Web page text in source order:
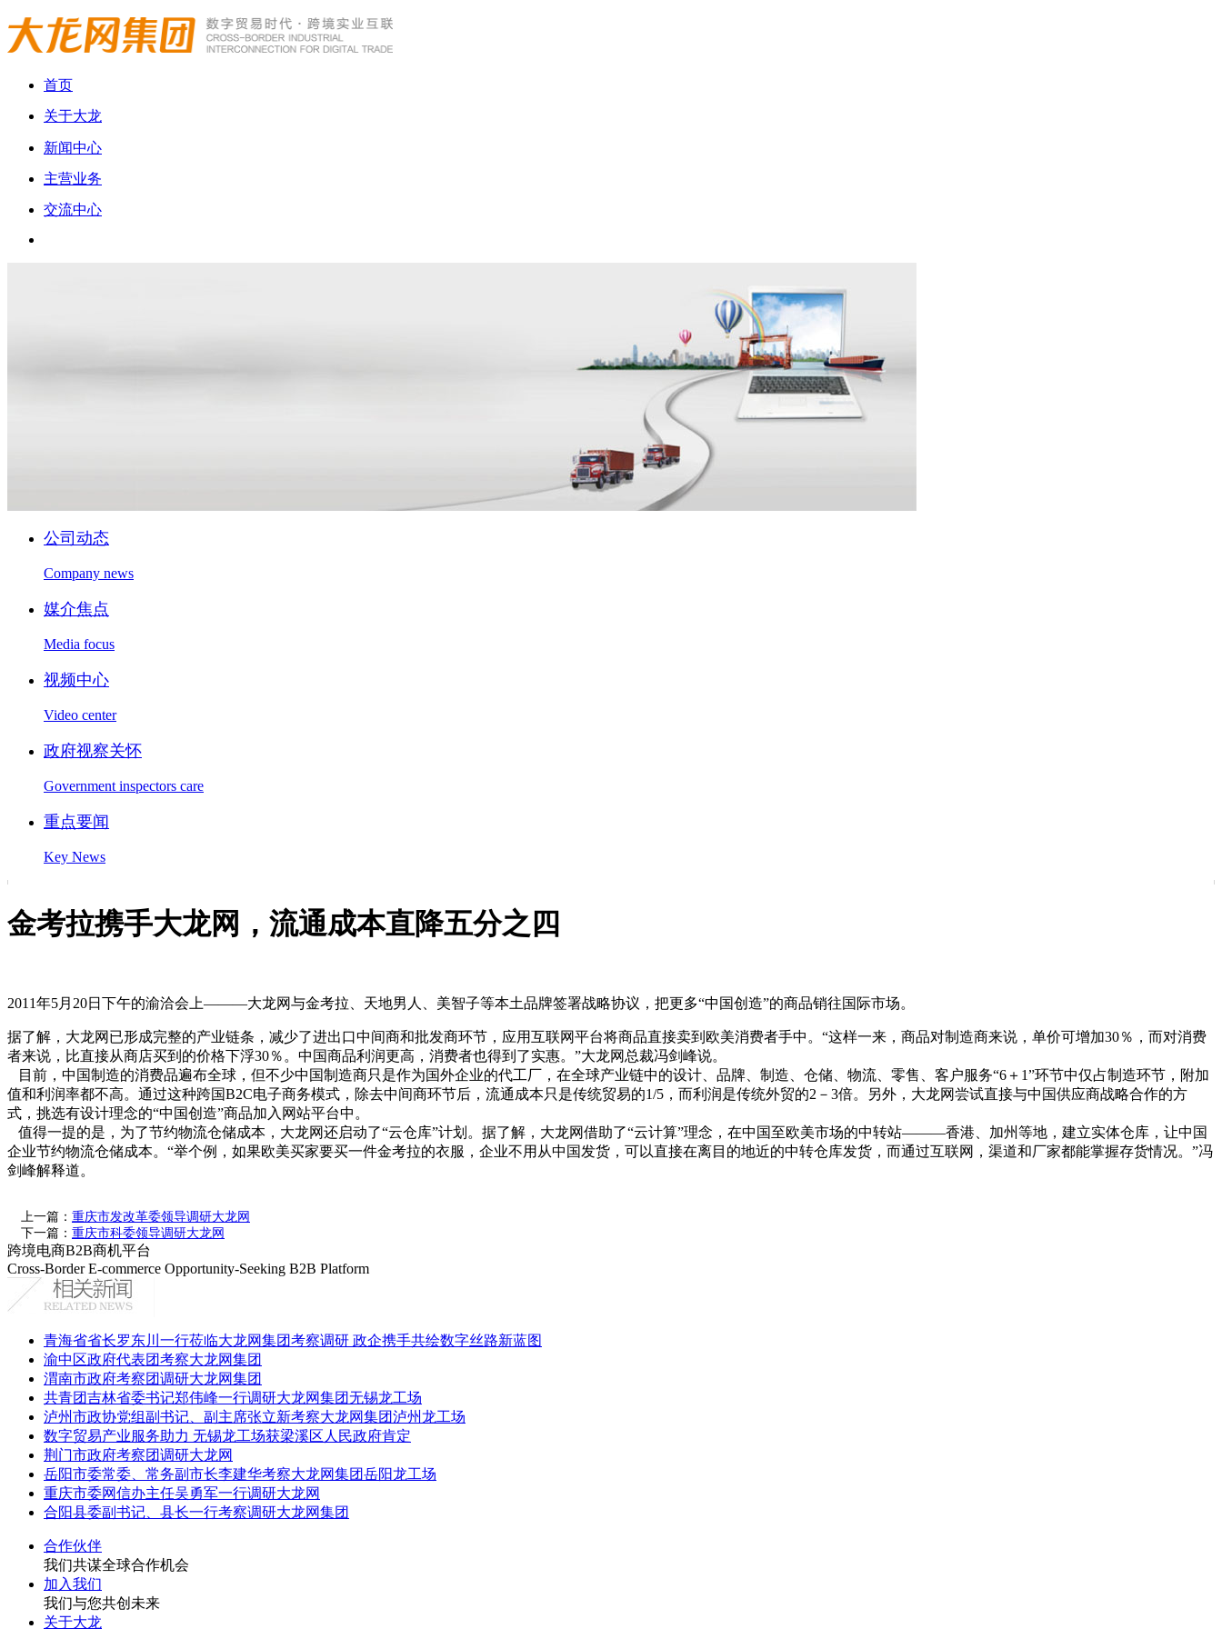
首页
关于大龙
新闻中心
主营业务
交流中心
公司动态
Company news
媒介焦点
Media focus
视频中心
Video center
政府视察关怀
Government inspectors care
重点要闻
Key News
金考拉携手大龙网，流通成本直降五分之四
2011年5月20日下午的渝洽会上———大龙网与金考拉、天地男人、美智子等本土品牌签署战略协议，把更多“中国创造”的商品销往国际市场。
据了解，大龙网已形成完整的产业链条，减少了进出口中间商和批发商环节，应用互联网平台将商品直接卖到欧美消费者手中。“这样一来，商品对制造商来说，单价可增加30％，而对消费
者来说，比直接从商店买到的价格下浮30％。中国商品利润更高，消费者也得到了实惠。”大龙网总裁冯剑峰说。
目前，中国制造的消费品遍布全球，但不少中国制造商只是作为国外企业的代工厂，在全球产业链中的设计、品牌、制造、仓储、物流、零售、客户服务“6＋1”环节中仅占制造环节，附加
值和利润率都不高。通过这种跨国B2C电子商务模式，除去中间商环节后，流通成本只是传统贸易的1/5，而利润是传统外贸的2－3倍。另外，大龙网尝试直接与中国供应商战略合作的方
式，挑选有设计理念的“中国创造”商品加入网站平台中。
值得一提的是，为了节约物流仓储成本，大龙网还启动了“云仓库”计划。据了解，大龙网借助了“云计算”理念，在中国至欧美市场的中转站———香港、加州等地，建立实体仓库，让中国
企业节约物流仓储成本。“举个例，如果欧美买家要买一件金考拉的衣服，企业不用从中国发货，可以直接在离目的地近的中转仓库发货，而通过互联网，渠道和厂家都能掌握存货情况。”冯
剑峰解释道。
上一篇： 重庆市发改革委领导调研大龙网
下一篇： 重庆市科委领导调研大龙网
跨境电商B2B商机平台
Cross-Border E-commerce Opportunity-Seeking B2B Platform
青海省省长罗东川一行莅临大龙网集团考察调研 政企携手共绘数字丝路新蓝图
渝中区政府代表团考察大龙网集团
渭南市政府考察团调研大龙网集团
共青团吉林省委书记郑伟峰一行调研大龙网集团无锡龙工场
泸州市政协党组副书记、副主席张立新考察大龙网集团泸州龙工场
数字贸易产业服务助力 无锡龙工场获梁溪区人民政府肯定
荆门市政府考察团调研大龙网
岳阳市委常委、常务副市长李建华考察大龙网集团岳阳龙工场
重庆市委网信办主任吴勇军一行调研大龙网
合阳县委副书记、县长一行考察调研大龙网集团
合作伙伴
我们共谋全球合作机会
加入我们
我们与您共创未来
关于大龙